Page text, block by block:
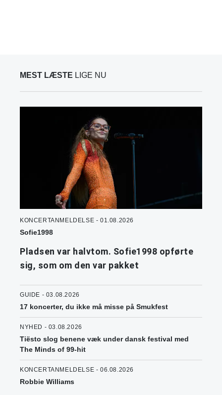
MEST LÆSTE LIGE NU
KONCERTANMELDELSE - 01.08.2026
Sofie1998
Pladsen var halvtom. Sofie1998 opførte
sig, som om den var pakket
GUIDE - 03.08.2026
17 koncerter, du ikke må misse på Smukfest
NYHED - 03.08.2026
Tiësto slog benene væk under dansk festival med
The Minds of 99-hit
KONCERTANMELDELSE - 06.08.2026
Robbie Williams